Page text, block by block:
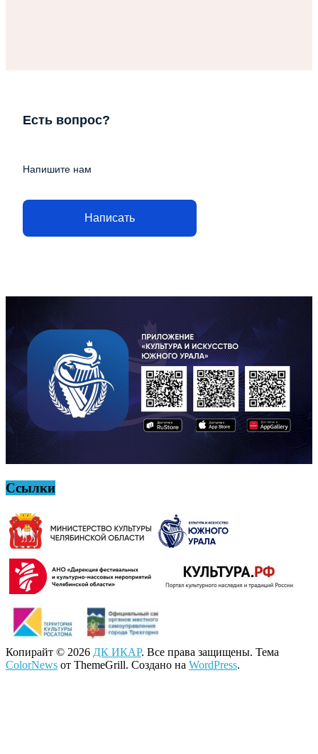
Есть вопрос?
Напишите нам
Написать
Ссылки
Копирайт © 2026 ДК ИКАР. Все права защищены. Тема
ColorNews от ThemeGrill. Создано на WordPress.